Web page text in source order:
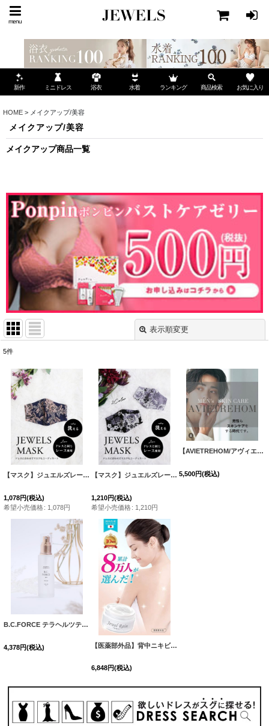
menu
新作 ミニドレス 浴衣 水着 ランキング 商品検索 お気に入り
HOME > メイクアップ/美容
メイクアップ/美容
メイクアップ商品一覧
表示順変更
並び順
絞り込む
5件
【マスク】ジュエルズレースマスク[OF08] [MSK001]
1,078円(税込)
希望小売価格: 1,078円
【マスク】ジュエルズレースマスク[OF08]
1,210円(税込)
希望小売価格: 1,210円
【AVIETREHOM/アヴィエトラオム】メンズ オールインワンフェイスパック/メンズパック[OF02C]
5,500円(税込)
B.C.FORCE テラヘルツテクノロジー B.C.フォース ピュア スキン ローション （化粧水）【60ml 】[OF02]
4,378円(税込) 【医薬部外品】背中ニキビ 保湿 クリーム ジュエルレイン[OF02]
6,848円(税込)